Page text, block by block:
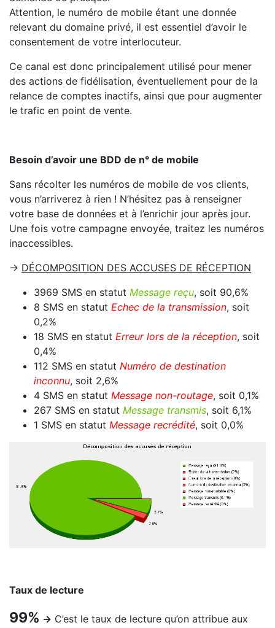
Attention, le numéro de mobile étant une donnée
relevant du domaine privé, il est essentiel d’avoir le
consentement de votre interlocuteur.
Ce canal est donc principalement utilisé pour mener
des actions de fidélisation, éventuellement pour de la
relance de comptes inactifs, ainsi que pour augmenter
le trafic en point de vente.
Besoin d’avoir une BDD de n° de mobile
Sans récolter les numéros de mobile de vos clients,
vous n’arriverez à rien ! N’hésitez pas à renseigner
votre base de données et à l’enrichir jour après jour.
Une fois votre campagne envoyée, traitez les numéros
inaccessibles.
→ DÉCOMPOSITION DES ACCUSES DE RÉCEPTION
3969 SMS en statut Message reçu, soit 90,6%
8 SMS en statut Echec de la transmission, soit
0,2%
18 SMS en statut Erreur lors de la réception, soit
0,4%
112 SMS en statut Numéro de destination
inconnu, soit 2,6%
4 SMS en statut Message non-routage, soit 0,1%
267 SMS en statut Message transmis, soit 6,1%
1 SMS en statut Message recrédité, soit 0,0%
Taux de lecture
99% → C’est le taux de lecture qu’on attribue aux